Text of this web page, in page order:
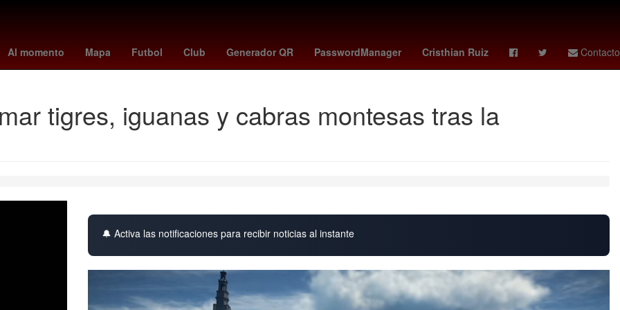
Al momento Mapa Futbol Club Generador QR PasswordManager Cristhian Ruiz Contacto
mercury Gobierno puntos f1 LeBron James Nominación Juegos Olímpicos Rocío Banquells Grandes Ligas de Béisbol
tigres, iguanas y cabras montesas tras la
🔔 Activa las notificaciones para recibir noticias al instante